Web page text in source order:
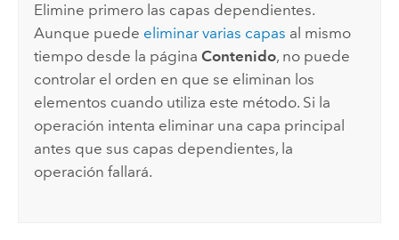
Elimine primero las capas dependientes.
Aunque puede eliminar varias capas al mismo
tiempo desde la páginaContenido, no puede
controlar el orden en que se eliminan los
elementos cuando utiliza este método. Si la
operación intenta eliminar una capa principal
antes que sus capas dependientes, la
operación fallará.